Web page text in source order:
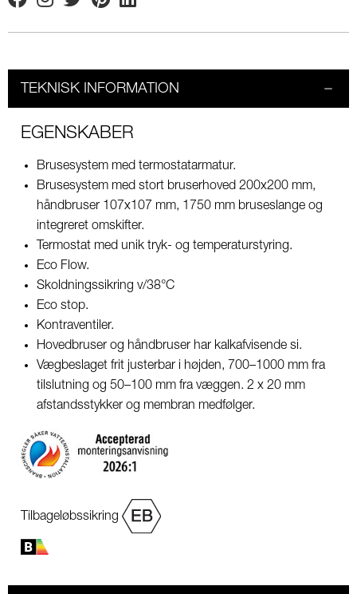
FacebookInstagram
TwitterPinterestLinkedin
TEKNISK INFORMATION
EGENSKABER
Brusesystem med termostatarmatur.
Brusesystem med stort bruserhoved 200x200 mm,
håndbruser 107x107 mm, 1750 mm bruseslange og
integreret omskifter.
Termostat med unik tryk- og temperaturstyring.
Eco Flow.
Skoldningssikring v/38°C
Eco stop.
Kontraventiler.
Hovedbruser og håndbruser har kalkafvisende si.
Vægbeslaget frit justerbar i højden, 700–1000 mm fra
tilslutning og 50–100 mm fra væggen. 2 x 20 mm
afstandsstykker og membran medfølger.
Tilbageløbssikring